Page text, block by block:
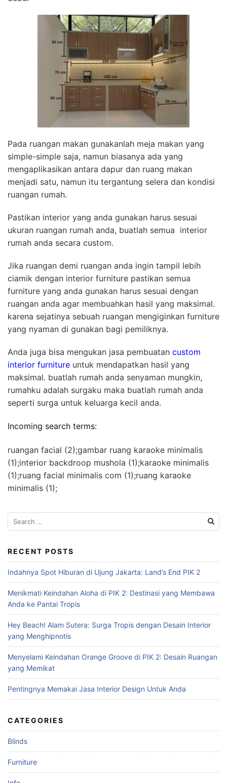
Pada ruangan makan gunakanlah meja makan yang
simple-simple saja, namun biasanya ada yang
mengaplikasikan antara dapur dan ruang makan
menjadi satu, namun itu tergantung selera dan kondisi
ruangan rumah.
Pastikan interior yang anda gunakan harus sesuai
ukuran ruangan rumah anda, buatlah semua interior
rumah anda secara custom.
Jika ruangan demi ruangan anda ingin tampil lebih
ciamik dengan interior furniture pastikan semua
furniture yang anda gunakan harus sesuai dengan
ruangan anda agar membuahkan hasil yang maksimal.
karena sejatinya sebuah ruangan mengiginkan furniture
yang nyaman di gunakan bagi pemiliknya.
Anda juga bisa mengukan jasa pembuatan custom
interior furniture untuk mendapatkan hasil yang
maksimal. buatlah rumah anda senyaman mungkin,
rumahku adalah surgaku maka buatlah rumah anda
seperti surga untuk keluarga kecil anda.
Incoming search terms:
ruangan facial (2);gambar ruang karaoke minimalis
(1);interior backdroop mushola (1);karaoke minimalis
(1);ruang facial minimalis com (1);ruang karaoke
minimalis (1);
e
r
c
h
f
o
r
RECENT POSTS
Indahnya Spot Hiburan di Ujung Jakarta: Land’s End PIK 2
Menikmati Keindahan Aloha di PIK 2: Destinasi yang Membawa
Anda ke Pantai Tropis
Hey Beach! Alam Sutera: Surga Tropis dengan Desain Interior
yang Menghipnotis
Menyelami Keindahan Orange Groove di PIK 2: Desain Ruangan
yang Memikat
Pentingnya Memakai Jasa Interior Design Untuk Anda
CATEGORIES
Blinds
Furniture